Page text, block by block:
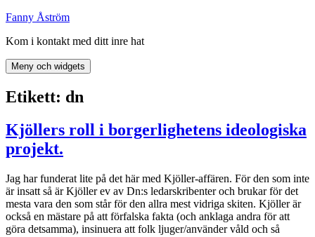
Hoppa
innehåll
Fanny Åström
Kom i kontakt med ditt inre hat
Meny och widgets
Etikett: dn
Kjöllers roll i borgerlighetens ideologiska
projekt.
Jag har funderat lite på det här med Kjöller-affären. För den som inte
är insatt så är Kjöller ev av Dn:s ledarskribenter och brukar för det
mesta vara den som står för den allra mest vidriga skiten. Kjöller är
också en mästare på att förfalska fakta (och anklaga andra för att
göra detsamma), insinuera att folk ljuger/använder våld och så